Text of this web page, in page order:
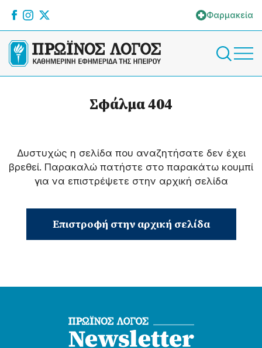
Φαρμακεία
Σφάλμα 404
Δυστυχώς η σελίδα που αναζητήσατε δεν έχει
βρεθεί. Παρακαλώ πατήστε στο παρακάτω κουμπί
για να επιστρέψετε στην αρχική σελίδα
Επιστροφή στην αρχική σελίδα